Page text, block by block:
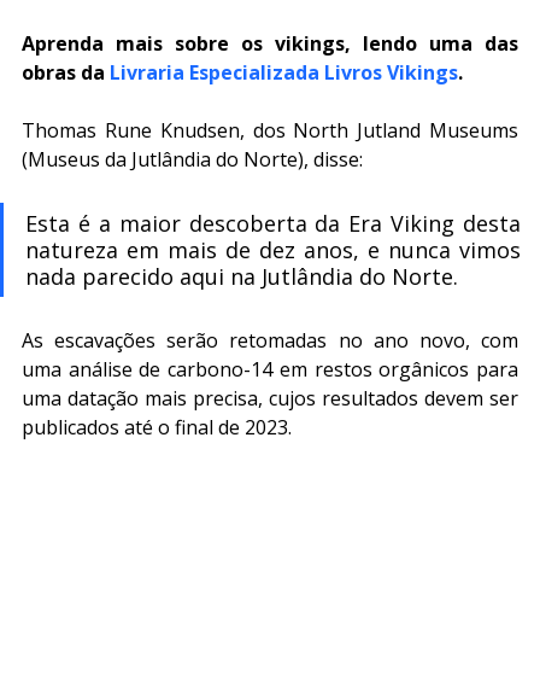
Aprenda mais sobre os vikings, lendo uma das
obras da Livraria Especializada Livros Vikings.
Thomas Rune Knudsen, dos North Jutland Museums
(Museus da Jutlândia do Norte), disse:
Esta é a maior descoberta da Era Viking desta
natureza em mais de dez anos, e nunca vimos
nada parecido aqui na Jutlândia do Norte.
As escavações serão retomadas no ano novo, com
uma análise de carbono-14 em restos orgânicos para
uma datação mais precisa, cujos resultados devem ser
publicados até o final de 2023.